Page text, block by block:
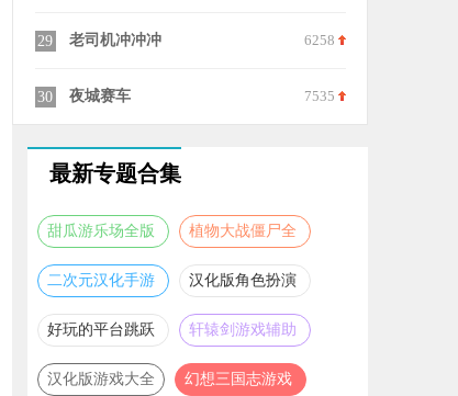
像素赛车手中文版 8304
像素世界杯 6059
29
30
最新专题合集
甜瓜游乐场全版
本合集
植物大战僵尸全
版本合集
二次元汉化手游
推荐
汉化版角色扮演
游戏大全
好玩的平台跳跃
游戏合集
轩辕剑游戏辅助
合集
汉化版游戏大全
幻想三国志游戏